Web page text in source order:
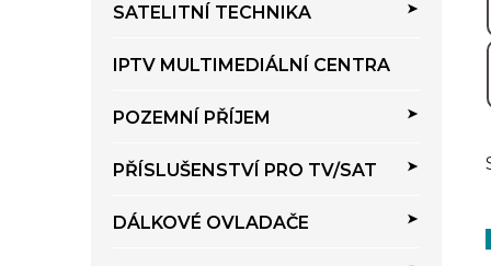
SATELITNÍ TECHNIKA
IPTV MULTIMEDIÁLNÍ CENTRA
POZEMNÍ PŘÍJEM
PŘÍSLUŠENSTVÍ PRO TV/SAT
DÁLKOVÉ OVLADAČE